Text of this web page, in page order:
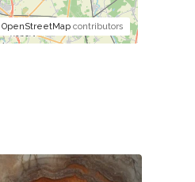
OpenStreetMapcontributors